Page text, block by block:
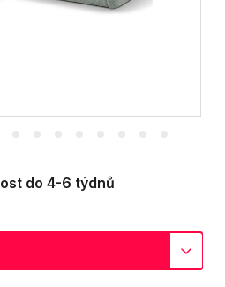
do 4-6 týdnů